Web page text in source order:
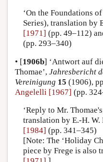
‘On the Foundations
Series), translation by
[1971] (pp. 49–112)
(pp. 293–340)
• [1906b] ‘Antwort auf
Thomae’, Jahresbericht
Vereinigung 15 (1906),
Angelelli [1967] (pp.
‘Reply to Mr.
translation by E.-H. W.
[1984] (pp. 341–345)
[Note: The ‘Holiday
piece by Frege is also